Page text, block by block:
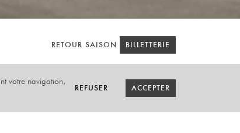
RETOUR SAISON
RETOUR SAISON BILLETTERIE
BILLETTERIE
votre navigation,
REFUSER
REFUSER ACCEPTER
ACCEPTER